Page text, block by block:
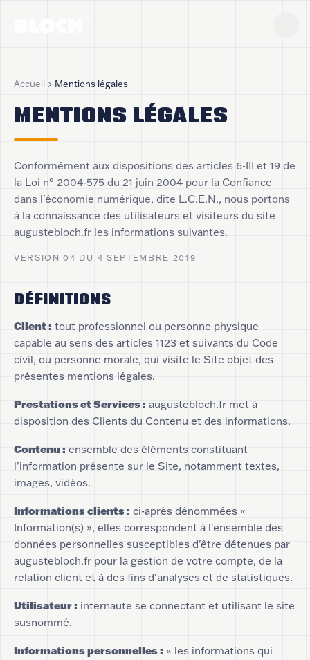
Accueil Mentions légales
MENTIONS LÉGALES
Conformément aux dispositions des articles 6-III et 19 de
la Loi n° 2004-575 du 21 juin 2004 pour la Confiance
dans l'économie numérique, dite L.C.E.N., nous portons
à la connaissance des utilisateurs et visiteurs du site
augustebloch.fr les informations suivantes.
VERSION 04 DU 4 SEPTEMBRE 2019
DÉFINITIONS
Client : tout professionnel ou personne physique
capable au sens des articles 1123 et suivants du Code
civil, ou personne morale, qui visite le Site objet des
présentes mentions légales.
Prestations et Services : augustebloch.fr met à
disposition des Clients du Contenu et des informations.
Contenu : ensemble des éléments constituant
l'information présente sur le Site, notamment textes,
images, vidéos.
Informations clients : ci-après dénommées «
Information(s) », elles correspondent à l'ensemble des
données personnelles susceptibles d'être détenues par
augustebloch.fr pour la gestion de votre compte, de la
relation client et à des fins d'analyses et de statistiques.
Utilisateur : internaute se connectant et utilisant le site
susnommé.
Informations personnelles : « les informations qui